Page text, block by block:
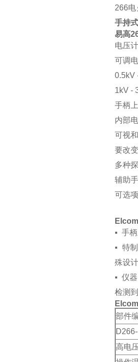
266
手持
易高
电压
可调
0.5kV
1kV -
手柄
内部
可视
要改
多种
辅助
可选
▪ 手
▪ 特
殊设
▪ 仪
检测
部件
高电